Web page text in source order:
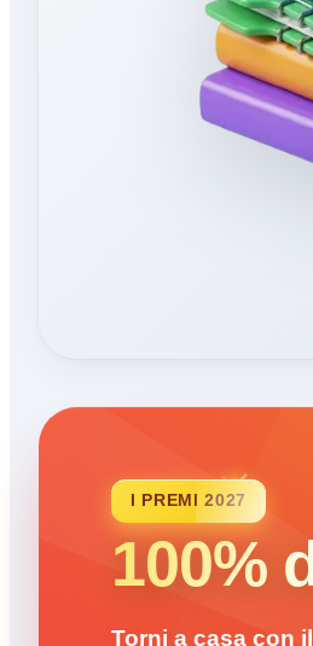
I PREMI 2027
100%
Torni a casa con